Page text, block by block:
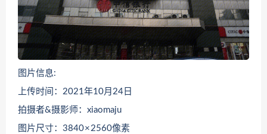
图片信息:
上传时间：2021年10月24日
拍摄者&摄影师：xiaomaju
图片尺寸：3840 × 2560像素